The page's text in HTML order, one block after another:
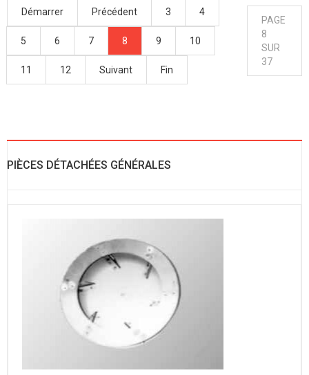
Démarrer Précédent 3 4
5 6 7 8 9 10
11 12 Suivant Fin
PAGE
8
SUR
37
PIÈCES DÉTACHÉES GÉNÉRALES